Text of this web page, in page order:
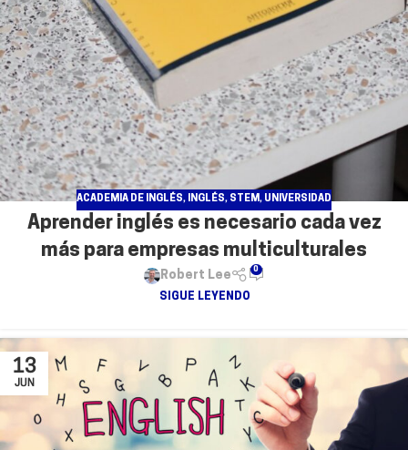
ACADEMIA DE INGLÉS, INGLÉS, STEM, UNIVERSIDAD
Aprender inglés es necesario cada vez
más para empresas multiculturales
Robert Lee 0
SIGUE LEYENDO
13
JUN